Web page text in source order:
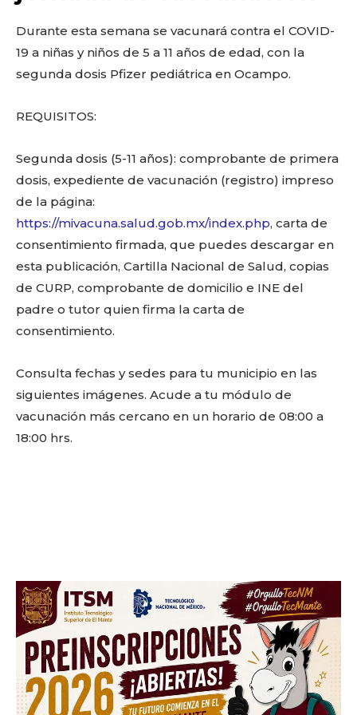
Facebook
Twitter
EmailWhatsApp
Copy
Link
Gmail
Telegram
k
Durante esta semana se vacunará contra el COVID-
19 a niñas y niños de 5 a 11 años de edad, con la
segunda dosis Pfizer pediátrica en Ocampo.
REQUISITOS:
Segunda dosis (5-11 años): comprobante de primera
dosis, expediente de vacunación (registro) impreso
de la página:
https://mivacuna.salud.gob.mx/index.php, carta de
consentimiento firmada, que puedes descargar en
esta publicación, Cartilla Nacional de Salud, copias
de CURP, comprobante de domicilio e INE del
padre o tutor quien firma la carta de
consentimiento.
Consulta fechas y sedes para tu municipio en las
siguientes imágenes. Acude a tu módulo de
vacunación más cercano en un horario de 08:00 a
18:00 hrs.